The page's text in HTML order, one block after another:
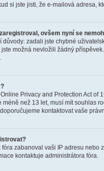
si jste jisti, že e-mailová adresa,
ovšem nyní se
důvody: zadali jste chybné
možná nevložili žádný
Privacy and Protection Act
méně než 13 let, musí mít souhlas
kontaktovat vaše
fóra zabanoval vaši IP adresu
kontaktuje administrátora fóra.